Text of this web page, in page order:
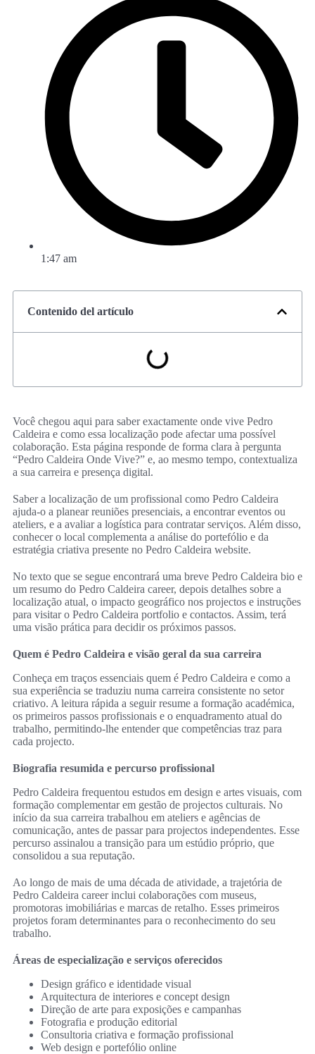
1:47 am
Contenido del artículo
Você chegou aqui para saber exactamente onde vive Pedro
Caldeira e como essa localização pode afectar uma possível
colaboração. Esta página responde de forma clara à pergunta
“Pedro Caldeira Onde Vive?” e, ao mesmo tempo, contextualiza
a sua carreira e presença digital.
Saber a localização de um profissional como Pedro Caldeira
ajuda-o a planear reuniões presenciais, a encontrar eventos ou
ateliers, e a avaliar a logística para contratar serviços. Além disso,
conhecer o local complementa a análise do portefólio e da
estratégia criativa presente no Pedro Caldeira website.
No texto que se segue encontrará uma breve Pedro Caldeira bio e
um resumo do Pedro Caldeira career, depois detalhes sobre a
localização atual, o impacto geográfico nos projectos e instruções
para visitar o Pedro Caldeira portfolio e contactos. Assim, terá
uma visão prática para decidir os próximos passos.
Quem é Pedro Caldeira e visão geral da sua carreira
Conheça em traços essenciais quem é Pedro Caldeira e como a
sua experiência se traduziu numa carreira consistente no setor
criativo. A leitura rápida a seguir resume a formação académica,
os primeiros passos profissionais e o enquadramento atual do
trabalho, permitindo-lhe entender que competências traz para
cada projecto.
Biografia resumida e percurso profissional
Pedro Caldeira frequentou estudos em design e artes visuais, com
formação complementar em gestão de projectos culturais. No
início da sua carreira trabalhou em ateliers e agências de
comunicação, antes de passar para projectos independentes. Esse
percurso assinalou a transição para um estúdio próprio, que
consolidou a sua reputação.
Ao longo de mais de uma década de atividade, a trajetória de
Pedro Caldeira career inclui colaborações com museus,
promotoras imobiliárias e marcas de retalho. Esses primeiros
projetos foram determinantes para o reconhecimento do seu
trabalho.
Áreas de especialização e serviços oferecidos
Design gráfico e identidade visual
Arquitectura de interiores e concept design
Direção de arte para exposições e campanhas
Fotografia e produção editorial
Consultoria criativa e formação profissional
Web design e portefólio online